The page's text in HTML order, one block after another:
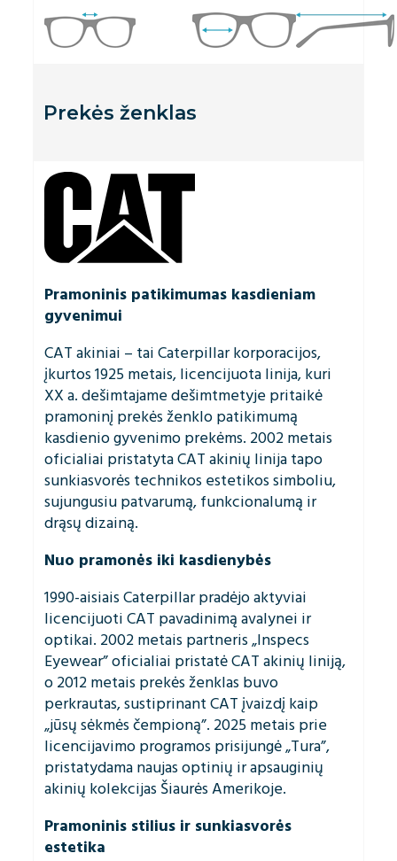
Prekės ženklas
Pramoninis patikimumas kasdieniam
gyvenimui
CAT akiniai – tai Caterpillar korporacijos,
įkurtos 1925 metais, licencijuota linija, kuri
XX a. dešimtajame dešimtmetyje pritaikė
pramoninį prekės ženklo patikimumą
kasdienio gyvenimo prekėms. 2002 metais
oficialiai pristatyta CAT akinių linija tapo
sunkiasvorės technikos estetikos simboliu,
sujungusiu patvarumą, funkcionalumą ir
drąsų dizainą.
Nuo pramonės iki kasdienybės
1990-aisiais Caterpillar pradėjo aktyviai
licencijuoti CAT pavadinimą avalynei ir
optikai. 2002 metais partneris „Inspecs
Eyewear” oficialiai pristatė CAT akinių liniją,
o 2012 metais prekės ženklas buvo
perkrautas, sustiprinant CAT įvaizdį kaip
„jūsų sėkmės čempioną”. 2025 metais prie
licencijavimo programos prisijungė „Tura”,
pristatydama naujas optinių ir apsauginių
akinių kolekcijas Šiaurės Amerikoje.
Pramoninis stilius ir sunkiasvorės
estetika